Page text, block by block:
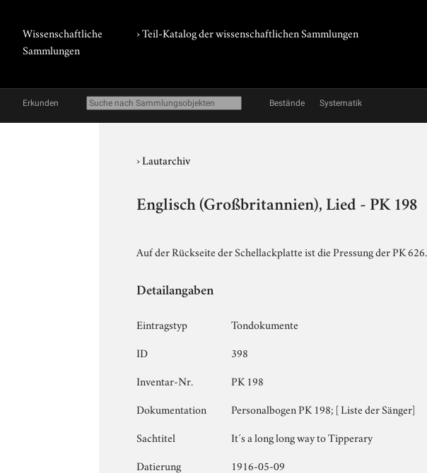
Wissenschaftliche
Sammlungen
› Teil-Katalog der wissenschaftlichen Sammlungen
Erkunden Bestände Systematik
›Lautarchiv
Englisch (Großbritannien), Lied - PK 198
Auf der Rückseite der Schellackplatte ist die Pressung der PK 626.
Detailangaben
Eintragstyp
Tondokumente
ID
398
Inventar-Nr.
PK 198
Dokumentation
Personalbogen PK 198; [ Liste der Sänger]
Sachtitel
It´s a long long way to Tipperary
Datierung
1916-05-09